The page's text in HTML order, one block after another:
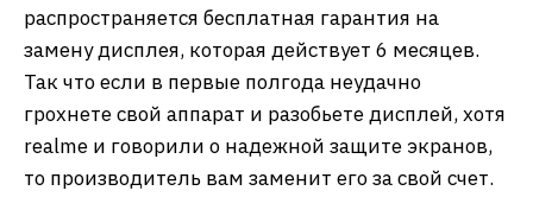
распространяется бесплатная гарантия на
замену дисплея, которая действует 6 месяцев.
Так что если в первые полгода неудачно
грохнете свой аппарат и разобьете дисплей, хотя
realme и говорили о надежной защите экранов,
то производитель вам заменит его за свой счет.